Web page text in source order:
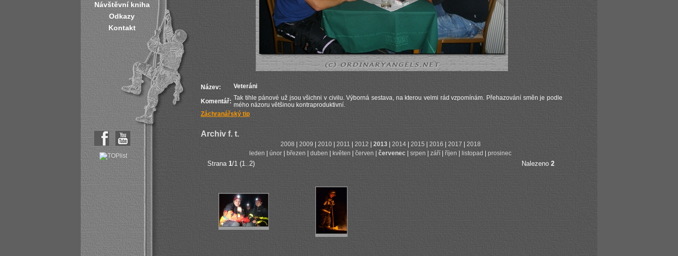
Návštěvní kniha
Odkazy
Kontakt
Název: Veteráni
Komentář: Tak tihle pánové už jsou všichni v civilu. Výborná sestava, na kterou velmi rád vzpomínám. Přehazování směn je podle
mého názoru většinou kontraproduktivní.
Záchranářský tip
Archiv f. t.
2008 2009 2010| 2011 2012 2013 2014| 2015 2016 2017
2018
leden
únor březen duben květen červen červenec srpen září říjen listopad prosinec
Strana 1/1 (1..2) Nalezeno 2